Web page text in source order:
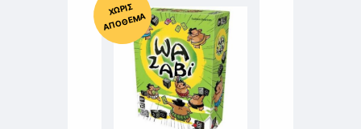
Χ
ΩΡΊΣ
Α
Π
Ό
ΘΕ
ΜΑ